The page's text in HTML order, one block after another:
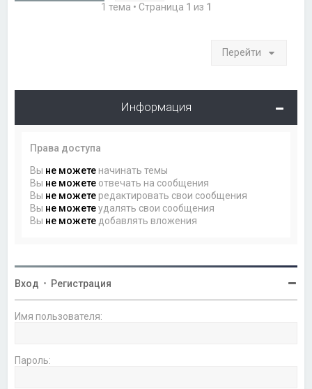
1 тема • Страница 1 из 1
Перейти
Информация
Права доступа
Вы не можете начинать темы
Вы не можете отвечать на сообщения
Вы не можете редактировать свои сообщения
Вы не можетеудалять свои сообщения
Вы не можете добавлять вложения
Вход • Регистрация
Имя пользователя:
Пароль: